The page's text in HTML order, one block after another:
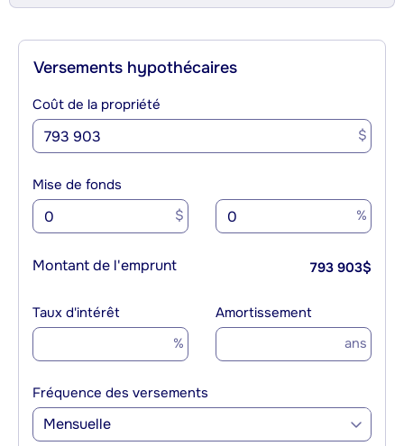
Versements hypothécaires
Coût de la propriété
$
Mise de fonds
$ %
Montant de l'emprunt 793 903$
Taux d'intérêt
%
Amortissement
ans
Fréquence des versements
Mensuelle